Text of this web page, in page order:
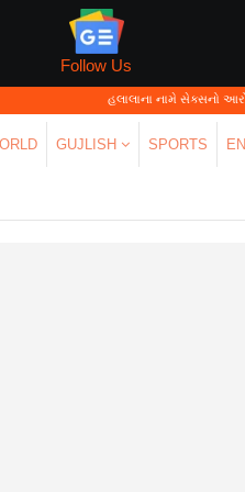
Follow Us
હલાલાના નામે સેક્સનો આરોપ: હાઈકોર્ટે
GUJLISH SPORTS